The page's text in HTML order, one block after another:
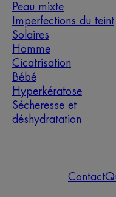
Peau mixte
Imperfections du teint
Solaires
Homme
Cicatrisation
Bébé
Hyperkératose
Sécheresse et
déshydratation
Contact